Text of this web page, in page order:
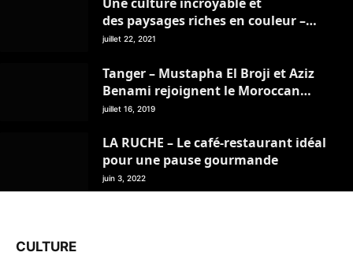
des paysages riches en couleur –
Mon Livret de Voyage – juillet 2021
juillet 22, 2021
Tanger – Mustapha El Broji et Aziz
Benami rejoignent le Moroccan
Travel Management Club
juillet 16, 2019
LA RUCHE – Le café-restaurant idéal
pour une pause gourmande
juin 3, 2022
CULTURE